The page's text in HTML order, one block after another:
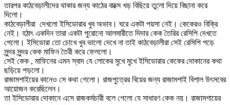
তারপর কাঠবেড়ালীদের থাকার জন্য কাঠের বাক্সে খড় বিছিয়ে তুলো দিয়ে বিছানা করে
দিলো।
কাঠবেড়ালীরা দেখলো ইসিডোরার খুব অভাব। ঘরে একটা পয়সা নেই। কেকেরও বিক্রি
নেই। হঠাৎ একদিন তারা একটা পুরোনো আলমারীতে দিদার কেক তৈরির রেসিপি দেখতে
পেলো। ইসিডোরা তো চোখে খুব ভালো দেখে না তাই কাঠবেড়ালীরা সেই রেসিপি পড়ে
সুন্দর সুন্দর কেক মাফিন তৈরী করে ফেললো।
সেই কেক , মাফিনের এমন স্বাদ যে লোকের মুখে মুখে ইসিডোরার কেকের দোকানের কথা
ছড়িয়ে পড়লো।
রাজামশাইয়ের কানেও সে কথা গেলো। রাজপুত্রের বিয়ের জন্য রাজামশাই বিশাল উৎসবের
আয়োজন করেছিলেন।
তা ইসিডোরার দোকানে এসে রাজকর্মচারী বলে গেলো যে সাধারণ কেক নয়। রাজামশায়ের